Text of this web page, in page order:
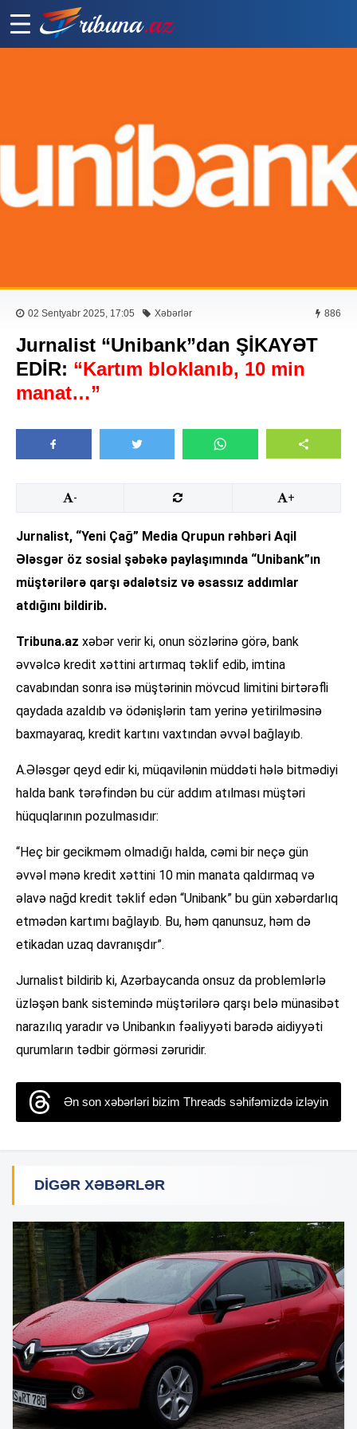
02 Sentyabr 2025, 17:05 Xəbərlər 886
Jurnalist “Unibank”dan ŞİKAYƏT
EDİR: “Kartım bloklanıb, 10 min
manat…”
- +
Jurnalist, “Yeni Çağ” Media Qrupun rəhbəri Aqil
Ələsgər öz sosial şəbəkə paylaşımında “Unibank”ın
müştərilərə qarşı ədalətsiz və əsassız addımlar
atdığını bildirib.
Tribuna.az xəbər verir ki, onun sözlərinə görə, bank
əvvəlcə kredit xəttini artırmaq təklif edib, imtina
cavabından sonra isə müştərinin mövcud limitini birtərəfli
qaydada azaldıb və ödənişlərin tam yerinə yetirilməsinə
baxmayaraq, kredit kartını vaxtından əvvəl bağlayıb.
A.Ələsgər qeyd edir ki, müqavilənin müddəti hələ bitmədiyi
halda bank tərəfindən bu cür addım atılması müştəri
hüquqlarının pozulmasıdır:
“Heç bir gecikməm olmadığı halda, cəmi bir neçə gün
əvvəl mənə kredit xəttini 10 min manata qaldırmaq və
əlavə nağd kredit təklif edən “Unibank” bu gün xəbərdarlıq
etmədən kartımı bağlayıb. Bu, həm qanunsuz, həm də
etikadan uzaq davranışdır”.
Jurnalist bildirib ki, Azərbaycanda onsuz da problemlərlə
üzləşən bank sistemində müştərilərə qarşı belə münasibət
narazılıq yaradır və Unibankın fəaliyyəti barədə aidiyyəti
qurumların tədbir görməsi zəruridir.
Ən son xəbərləri bizim Threads səhifəmizdə izləyin
DIGƏR XƏBƏRLƏR